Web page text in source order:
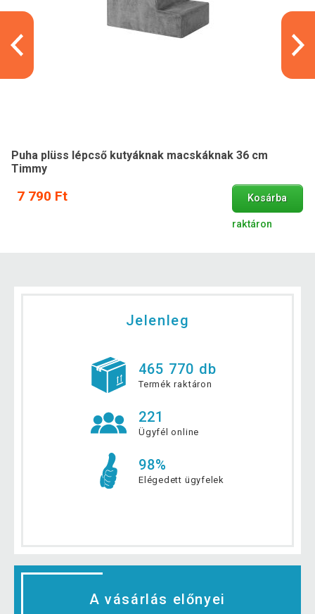
Puha plüss lépcső kutyáknak macskáknak 36 cm
Timmy
7 790 Ft Kosárba
raktáron
Jelenleg
465 770 db
Termék raktáron
221
Ügyfél online
98%
Elégedett ügyfelek
A vásárlás előnyei